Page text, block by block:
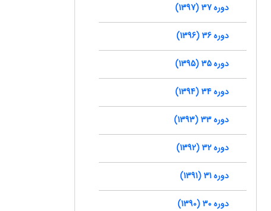
دوره 37 (1397)
دوره 36 (1396)
دوره 35 (1395)
دوره 34 (1394)
دوره 33 (1393)
دوره 32 (1392)
دوره 31 (1391)
دوره 30 (1390)